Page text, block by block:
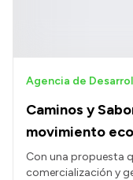
Caminos y
movimiento
Agencia de
Con una propuesta
comercialización y